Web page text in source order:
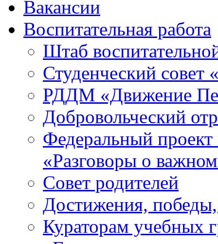
Вакансии
Воспитательная работа
Штаб
Студенческий совет
РДДМ «Движение
Добровольческий
Федеральный
«Разговоры о
Совет родителей
Достижения,
Кураторам учебных